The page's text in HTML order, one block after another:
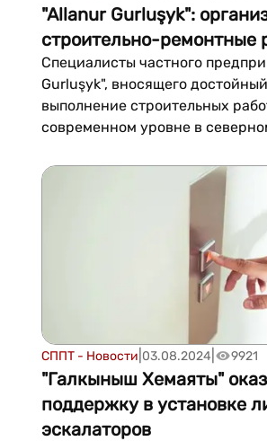
"Allanur Gurluşyk":
строительно-ремонтные
Специалисты частного
Gurluşyk", вносящего
выполнение строительных
современном уровне в
качественно выполняют
культурно-бытовых и
зданий и сооружений на
заказов. Производственные
предприятия, успешно реали...
СППТ - Новости 03.08.2024 9921
"Галкыныш Хемаяты"
поддержку в установке
эскалаторов